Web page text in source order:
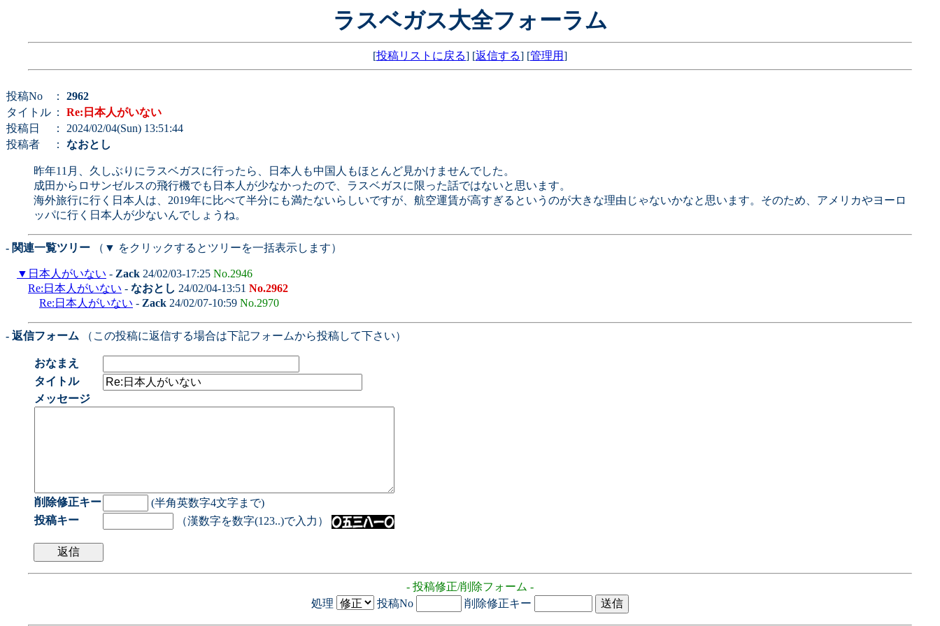
ラスベガス大全フォーラム
[投稿リストに戻る] [返信する] [管理用]
投稿No ： 2962
タイトル ： Re:日本人がいない
投稿日
： 2024/02/04(Sun) 13:51:44
投稿者
： なおとし
昨年11月、久しぶりにラスベガスに行ったら、日本人も中国人もほとんど見かけませんでした。
成田からロサンゼルスの飛行機でも日本人が少なかったので、ラスベガスに限った話ではないと思います。
海外旅行に行く日本人は、2019年に比べて半分にも満たないらしいですが、航空運賃が高すぎるというのが大きな理由じゃないかなと思います。そのため、アメリカやヨーロ
ッパに行く日本人が少ないんでしょうね。
- 関連一覧ツリー （▼ をクリックするとツリーを一括表示します）
▼ 日本人がいない - Zack 24/02/03-17:25 No.2946
Re:日本人がいない - なおとし 24/02/04-13:51 No.2962
Re:日本人がいない - Zack 24/02/07-10:59 No.2970
- 返信フォーム （この投稿に返信する場合は下記フォームから投稿して下さい）
おなまえ
タイトル
メッセージ
削除修正キー
(半角英数字4文字まで)
投稿キー
（漢数字を数字(123..)で入力）
- 投稿修正/削除フォーム -
処理
投稿No 削除修正キー